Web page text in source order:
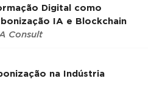
Digital como
IA e Blockchain
Consult
na Indústria